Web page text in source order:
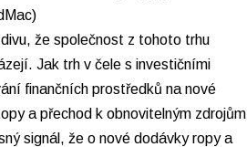
že společnost z tohoto trhu
Jak trh v čele s investičními
finančních prostředků na nové
a přechod k obnovitelným zdrojům
signál, že o nové dodávky ropy a